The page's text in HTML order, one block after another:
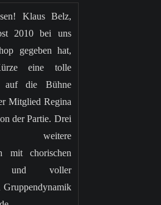
Klaus Belz,
2010 bei uns
gegeben hat,
eine tolle
auf die Bühne
Mitglied Regina
der Partie. Drei
weitere
mit chorischen
und voller
Gruppendynamik